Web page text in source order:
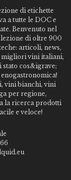
di etichette
a tutte le DOC e
Benvenuto nel
di oltre 900
articoli, news,
migliori vini italiani,
stato cos&igrave;
vini bianchi, vini
per regione,
la ricerca prodotti
e veloce!